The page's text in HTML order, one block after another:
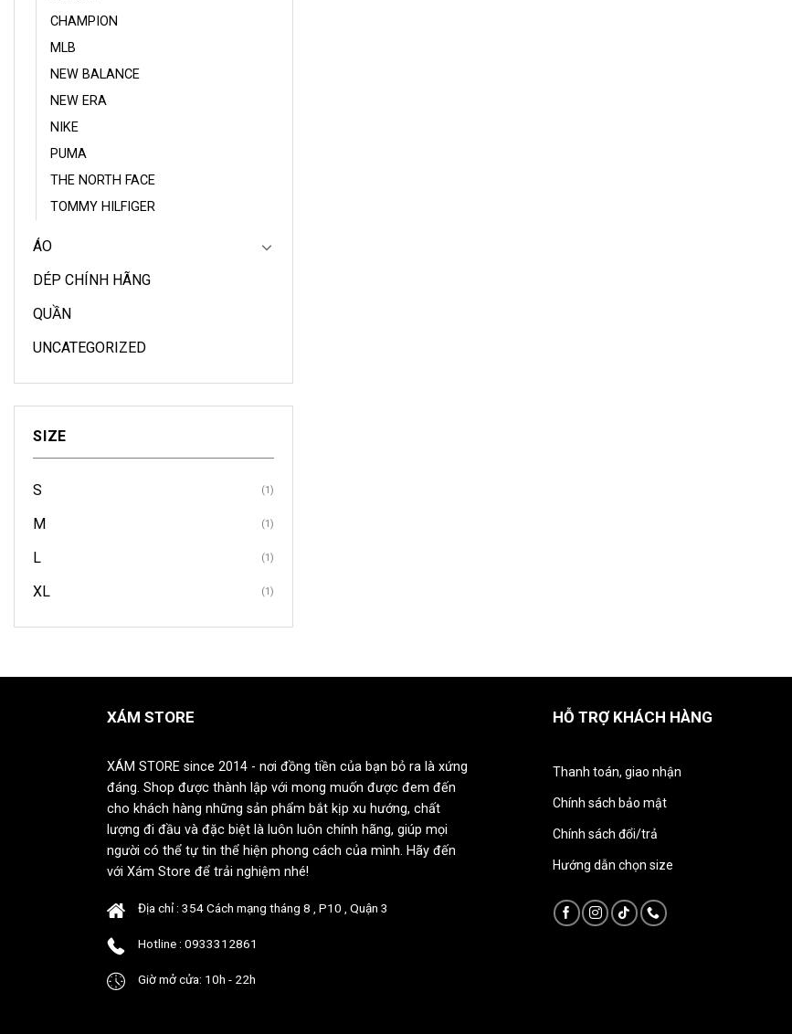
CHAMPION
MLB
NEW BALANCE
NEW ERA
NIKE
PUMA
THE NORTH FACE
TOMMY HILFIGER
ÁO
DÉP CHÍNH HÃNG
QUẦN
UNCATEGORIZED
SIZE
S (1)
M (1)
L (1)
XL (1)
XÁM STORE
XÁM STORE since 2014 - nơi đồng tiền của bạn bỏ ra là xứng
đáng. Shop được thành lập với mong muốn được đem đến
cho khách hàng những sản phẩm bắt kịp xu hướng, chất
lượng đi đầu và đặc biệt là luôn luôn chính hãng, giúp mọi
người có thể tự tin thể hiện phong cách của mình. Hãy đến
với Xám Store để trải nghiệm nhé!
Địa chỉ : 354 Cách mạng tháng 8 , P10 , Quận 3
Hotline : 0933312861
Giờ mở cửa: 10h - 22h
HỖ TRỢ KHÁCH HÀNG
Thanh toán, giao nhận
Chính sách bảo mật
Chính sách đổi/trả
Hướng dẫn chọn size